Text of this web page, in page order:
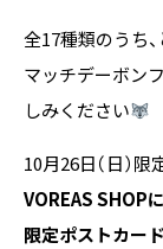
全17種類のうち
マッチデーボン
しみください
10月26日（日）限
VOREAS SHOP
限定ポストカー